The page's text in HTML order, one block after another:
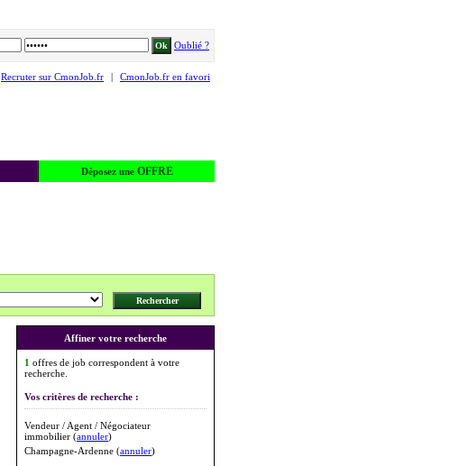
Oublié ?
Recruter sur CmonJob.fr | CmonJob.fr en favori
Déposez une OFFRE
Affiner votre recherche
1 offres de job correspondent à votre
recherche.
Vos critères de recherche :
Vendeur / Agent / Négociateur
immobilier (annuler)
Champagne-Ardenne (annuler)